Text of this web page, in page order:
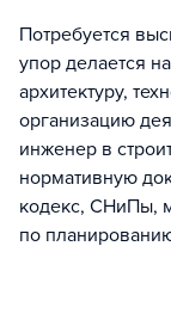
Потребуется
упор делается
архитектуру,
организацию
инженер в
нормативную
кодекс, СНиПы,
по